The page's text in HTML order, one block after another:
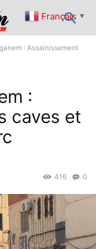
: Assainissement
:
caves et
0
416
Français ▼